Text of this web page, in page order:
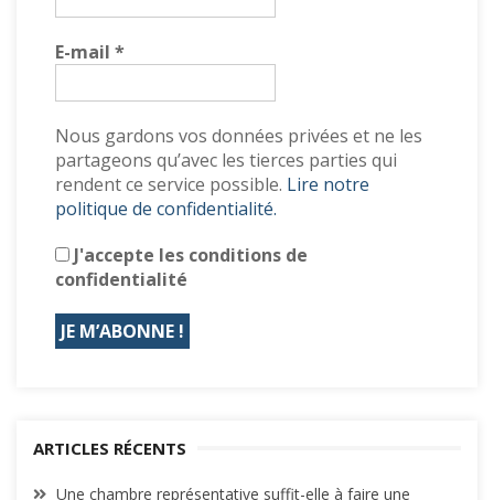
E-mail *
Nous gardons vos données privées et ne les
partageons qu’avec les tierces parties qui
rendent ce service possible. Lire notre
politique de confidentialité.
J'accepte les conditions de
confidentialité
ARTICLES RÉCENTS
Une chambre représentative suffit-elle à faire une